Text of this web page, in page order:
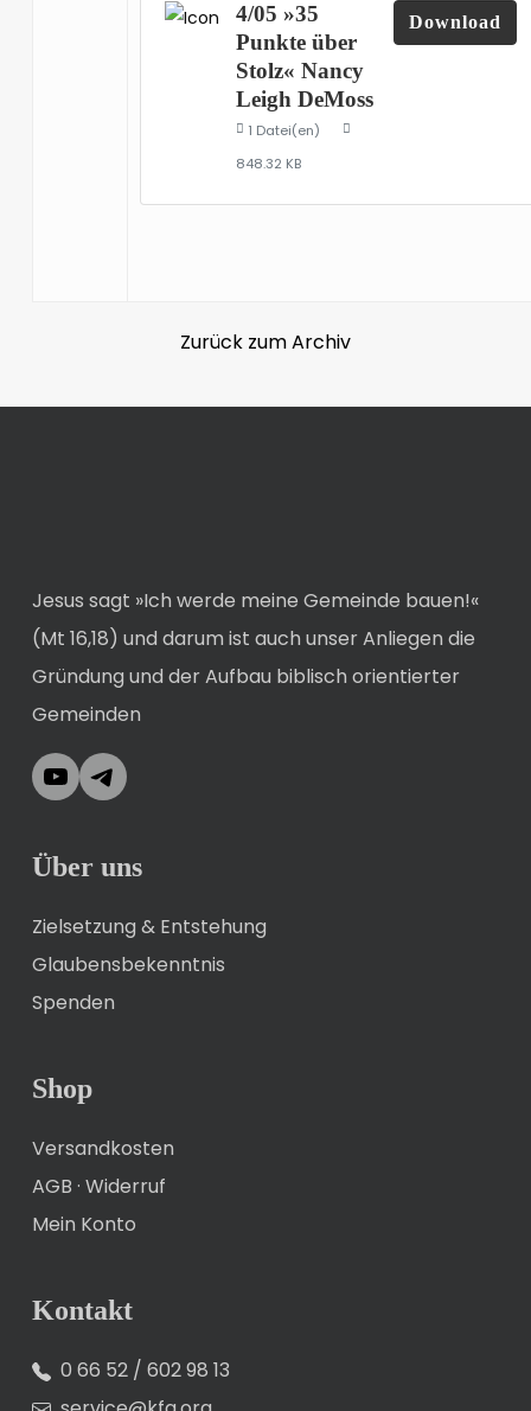
4/05 »35
Punkte über
Stolz« Nancy
Leigh DeMoss
1 Datei(en)
848.32 KB
Download
Zurück zum Archiv
Jesus sagt »Ich werde meine Gemeinde bauen!«
(Mt 16,18) und darum ist auch unser Anliegen die
Gründung und der Aufbau biblisch orientierter
Gemeinden
YouTubeTelegram
Über uns
Zielsetzung & Entstehung
Glaubensbekenntnis
Spenden
Shop
Versandkosten
AGB · Widerruf
Mein Konto
Kontakt
0 66 52 / 602 98 13